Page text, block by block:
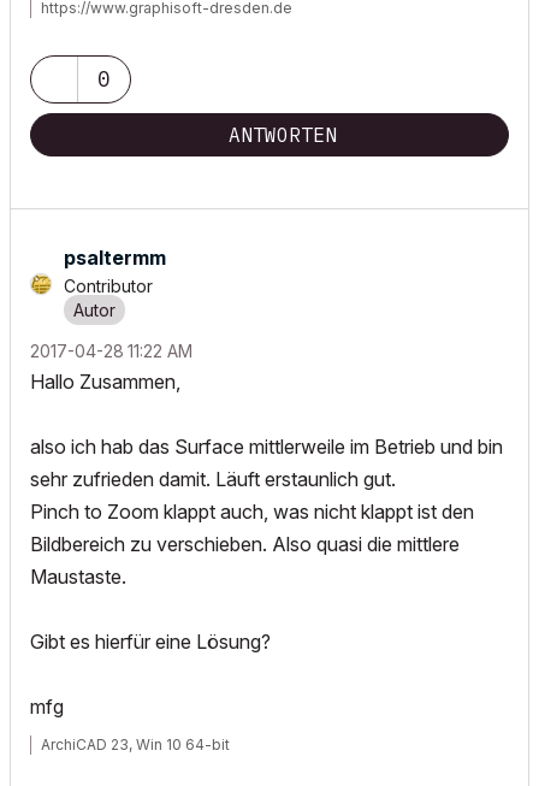
https://www.graphisoft-dresden.de
0
ANTWORTEN
psaltermm
Contributor
‎2017-04-28 11:22 AM
Hallo Zusammen,
also ich hab das Surface mittlerweile im Betrieb und bin
sehr zufrieden damit. Läuft erstaunlich gut.
Pinch to Zoom klappt auch, was nicht klappt ist den
Bildbereich zu verschieben. Also quasi die mittlere
Maustaste.
Gibt es hierfür eine Lösung?
mfg
ArchiCAD 23, Win 10 64-bit